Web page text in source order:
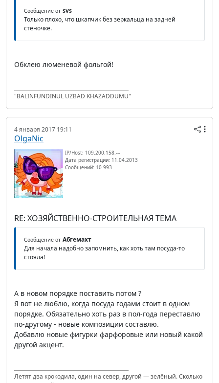
Сообщение от svs
Только плохо, что шкапчик без зеркальца на задней
стеночке.
Обклею люменевой фольгой!
"BALINFUNDINUL UZBAD KHAZADDUMU"
4 января 2017 19:11
OlgaNic
IP/Host: 109.200.158.---
Дата регистрации: 11.04.2013
Сообщений: 10 993
RE: ХОЗЯЙСТВЕННО-СТРОИТЕЛЬНАЯ ТЕМА
Сообщение от Абгемахт
Для начала надобно запомнить, как хоть там посуда-то
стояла!
А в новом порядке поставить потом ?
Я вот не люблю, когда посуда годами стоит в одном
порядке. Обязательно хоть раз в пол-года переставлю
по-другому - новые композиции составлю.
Добавлю новые фигурки фарфоровые или новый какой
другой акцент.
Летят два крокодила, один на север, другой — зелёный. Сколько